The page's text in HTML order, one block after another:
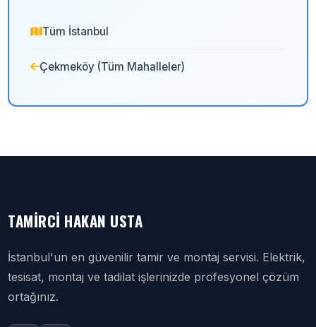
Tüm İstanbul
Çekmeköy (Tüm Mahalleler)
TAMIRCI HAKAN USTA
İstanbul'un en güvenilir tamir ve montaj servisi. Elektrik,
tesisat, montaj ve tadilat işlerinizde profesyonel çözüm
ortağınız.